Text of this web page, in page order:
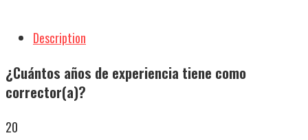
Description
¿Cuántos años de experiencia tiene como
corrector(a)?
20